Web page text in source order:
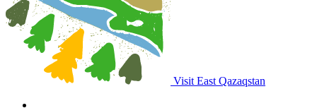
Visit East Qazaqstan